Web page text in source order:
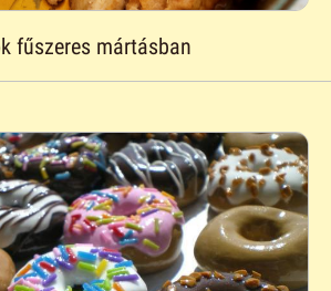
fűszeres mártásban